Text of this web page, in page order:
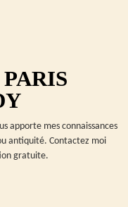
apporte mes connaissances
antiquité. Contactez moi
gratuite.